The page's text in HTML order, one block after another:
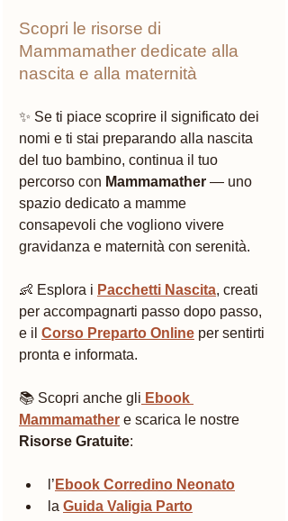
Scopri le risorse di
Mammamather dedicate alla
nascita e alla maternità
✨ Se ti piace scoprire il significato dei
nomi e ti stai preparando alla nascita
del tuo bambino, continua il tuo
percorso con Mammamather — uno
spazio dedicato a mamme
consapevoli che vogliono vivere
gravidanza e maternità con serenità.
👶 Esplora i Pacchetti Nascita, creati
per accompagnarti passo dopo passo,
e il Corso Preparto Online per sentirti
pronta e informata.
📚 Scopri anche gli Ebook
Mammamather e scarica le nostre
Risorse Gratuite:
l’ Ebook Corredino Neonato
la Guida Valigia Parto